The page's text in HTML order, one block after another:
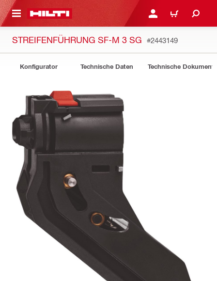
ANMELDEN ODER
WARENKORB
STREIFENFÜHRUNG SF-M 3 SG #2443149
Konfigurator Technische Daten Technische Dokumente